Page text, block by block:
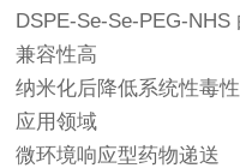
DSPE-Se-Se-PEG-
兼容性高
纳米化后降低系统性毒
应用领域
微环境响应型药物递送